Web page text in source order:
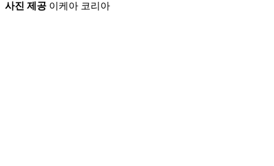
사진 제공 이케아 코리아